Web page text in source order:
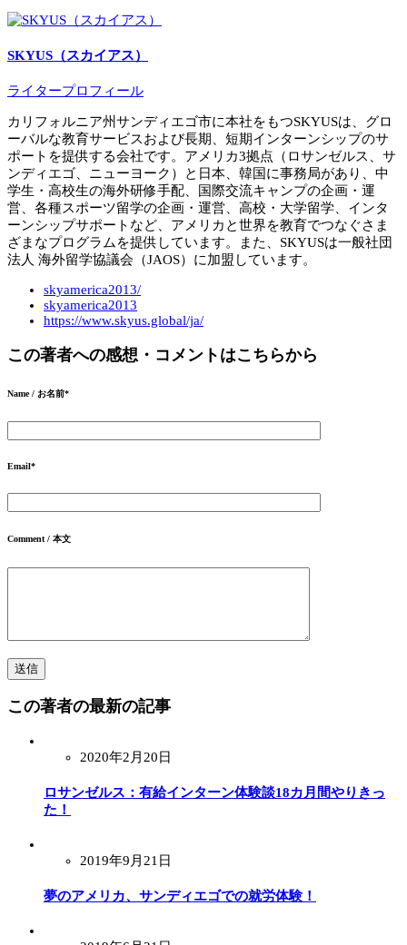
SKYUS（スカイアス）
ライタープロフィール
カリフォルニア州サンディエゴ市に本社をもつSKYUSは、グロ
ーバルな教育サービスおよび長期、短期インターンシップのサ
ポートを提供する会社です。アメリカ3拠点（ロサンゼルス、サ
ンディエゴ、ニューヨーク）と日本、韓国に事務局があり、中
学生・高校生の海外研修手配、国際交流キャンプの企画・運
営、各種スポーツ留学の企画・運営、高校・大学留学、インタ
ーンシップサポートなど、アメリカと世界を教育でつなぐさま
ざまなプログラムを提供しています。また、SKYUSは一般社団
法人 海外留学協議会（JAOS）に加盟しています。
skyamerica2013/
skyamerica2013
https://www.skyus.global/ja/
この著者への感想・コメントはこちらから
Name / お名前*
Email*
Comment / 本文
この著者の最新の記事
2020年2月20日
ロサンゼルス：有給インターン体験談18カ月間やりきっ
た！
2019年9月21日
夢のアメリカ、サンディエゴでの就労体験！